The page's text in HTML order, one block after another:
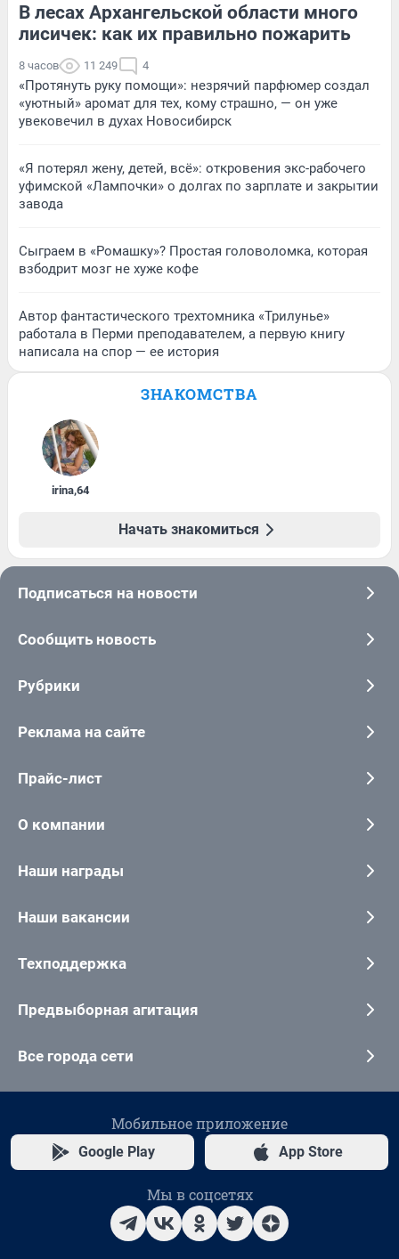
В лесах Архангельской области много
лисичек: как их правильно пожарить
8 часов 11 249 4
«Протянуть руку помощи»: незрячий парфюмер создал
«уютный» аромат для тех, кому страшно, — он уже
увековечил в духах Новосибирск
«Я потерял жену, детей, всё»: откровения экс-рабочего
уфимской «Лампочки» о долгах по зарплате и закрытии
завода
Сыграем в «Ромашку»? Простая головоломка, которая
взбодрит мозг не хуже кофе
Автор фантастического трехтомника «Трилунье»
работала в Перми преподавателем, а первую книгу
написала на спор — ее история
ЗНАКОМСТВА
irina,64
Начать знакомиться
Подписаться на новости
Сообщить новость
Рубрики
Реклама на сайте
Прайс-лист
О компании
Наши награды
Наши вакансии
Техподдержка
Предвыборная агитация
Все города сети
Мобильное приложение
Google Play App Store
Мы в соцсетях